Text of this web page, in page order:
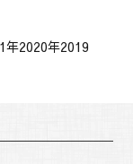
年2020年2019